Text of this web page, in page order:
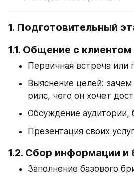
1. Подготовительный
1.1. Общение с клиентом
Первичная встреча или
Выяснение целей:
рилс, чего он хочет
Обсуждение
Презентация своих
1.2. Сбор информации и
Заполнение базового